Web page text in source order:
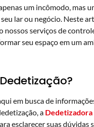
um incômodo, mas
lar ou negócio. Neste
nossos serviços de
seu espaço em um
em busca de
a Dedetizadora
esclarecer suas dúvidas